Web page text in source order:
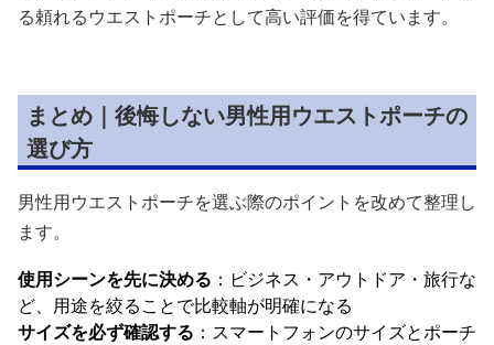
る頼れるウエストポーチとして高い評価を得ています。
まとめ｜後悔しない男性用ウエストポーチの
選び方
男性用ウエストポーチを選ぶ際のポイントを改めて整理し
ます。
使用シーンを先に決める ：ビジネス・アウトドア・旅行な
ど、用途を絞ることで比較軸が明確になる
サイズを必ず確認する ：スマートフォンのサイズとポーチ